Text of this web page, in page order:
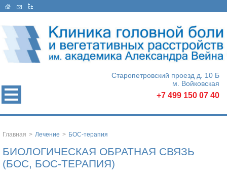
Старопетровский проезд д. 10 Б
м. Войковская
+7 499 150 07 40
Главная > Лечение > БОС-терапия
БИОЛОГИЧЕСКАЯ ОБРАТНАЯ СВЯЗЬ
(БОС, БОС-ТЕРАПИЯ)